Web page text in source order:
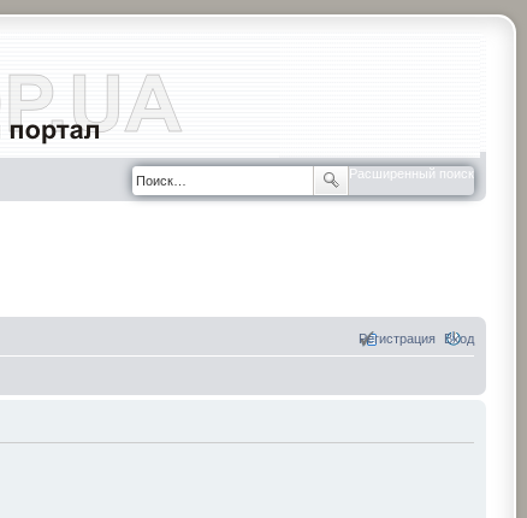
Расширенный поиск
Вход
Регистрация